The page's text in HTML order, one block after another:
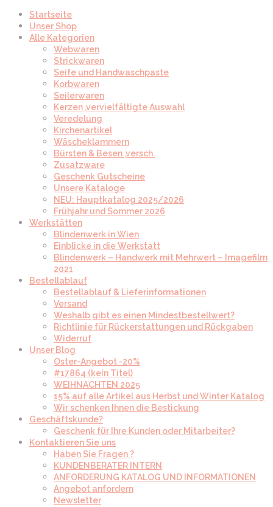
Startseite
Unser Shop
Alle Kategorien
Webwaren
Strickwaren
Seife und Handwaschpaste
Korbwaren
Seilerwaren
Kerzen ,vervielfältigte Auswahl
Veredelung
Kirchenartikel
Wäscheklammern
Bürsten & Besen ,versch.
Zusatzware
Geschenk Gutscheine
Unsere Kataloge
NEU: Hauptkatalog 2025/2026
Frühjahr und Sommer 2026
Werkstätten
Blindenwerk in Wien
Einblicke in die Werkstatt
Blindenwerk – Handwerk mit Mehrwert – Imagefilm
2021
Bestellablauf
Bestellablauf & Lieferinformationen
Versand
Weshalb gibt es einen Mindestbestellwert?
Richtlinie für Rückerstattungen und Rückgaben
Widerruf
Unser Blog
Oster-Angebot -20%
#17864 (kein Titel)
WEIHNACHTEN 2025
15% auf alle Artikel aus Herbst und Winter Katalog
Wir schenken Ihnen die Bestickung
Geschäftskunde?
Geschenk für Ihre Kunden oder Mitarbeiter?
Kontaktieren Sie uns
Haben Sie Fragen ?
KUNDENBERATER INTERN
ANFORDERUNG KATALOG UND INFORMATIONEN
Angebot anfordern
Newsletter